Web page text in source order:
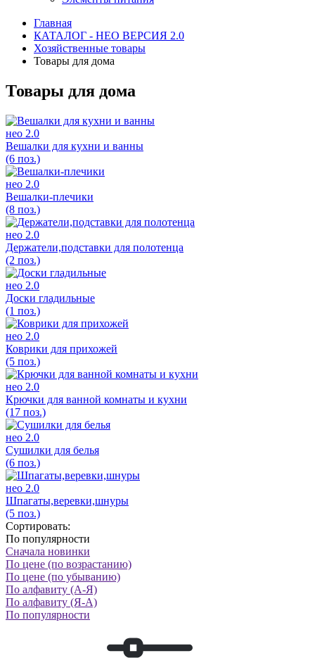
Главная
КАТАЛОГ - НЕО ВЕРСИЯ 2.0
Хозяйственные товары
Товары для дома
Товары для дома
нео 2.0
Вешалки для кухни и ванны
(6 поз.)
нео 2.0
Вешалки-плечики
(8 поз.)
нео 2.0
Держатели,подставки для полотенца
(2 поз.)
нео 2.0
Доски гладильные
(1 поз.)
нео 2.0
Коврики для прихожей
(5 поз.)
нео 2.0
Крючки для ванной комнаты и кухни
(17 поз.)
нео 2.0
Сушилки для белья
(6 поз.)
нео 2.0
Шпагаты,веревки,шнуры
(5 поз.)
Сортировать:
По популярности
Сначала новинки
По цене (по возрастанию)
По цене (по убыванию)
По алфавиту (А-Я)
По алфавиту (Я-А)
По популярности